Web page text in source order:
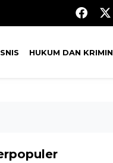
HUKUM DAN